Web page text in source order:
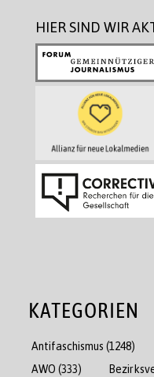
HIER SIND WIR
KATEGORIEN
Antifaschismus (1248)
AWO (333)